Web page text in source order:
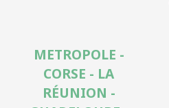
METROPOLE -
CORSE - LA
RÉUNION -